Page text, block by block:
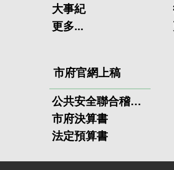
大事紀
更多...
市府官網上稿
公共安全聯合稽查小組
市府決算書
法定預算書